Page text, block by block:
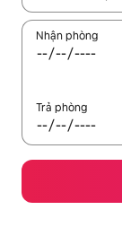
Nhận phòng
Trả phòng